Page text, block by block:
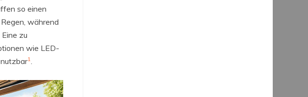
so einen
während
zu
wie LED-
1